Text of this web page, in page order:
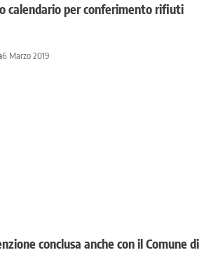
calendario per conferimento rifiuti
6 Marzo 2019
conclusa anche con il Comune di